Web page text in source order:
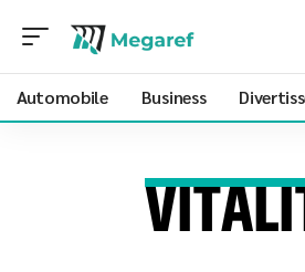
Automobile Business